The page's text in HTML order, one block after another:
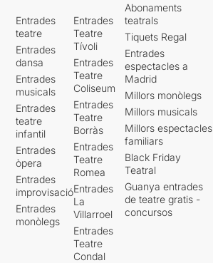
Entrades
teatre
Entrades
dansa
Entrades
musicals
Entrades
teatre
infantil
Entrades
òpera
Entrades
improvisació
Entrades
monòlegs
Entrades
Teatre
Tívoli
Entrades
Teatre
Coliseum
Entrades
Teatre
Borràs
Entrades
Teatre
Romea
Entrades
La
Villarroel
Entrades
Teatre
Condal
Abonaments
teatrals
Tiquets Regal
Entrades
espectacles a
Madrid
Millors monòlegs
Millors musicals
Millors espectacles
familiars
Black Friday
Teatral
Guanya entrades
de teatre gratis -
concursos